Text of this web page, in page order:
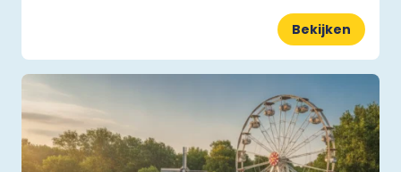
Bekijken